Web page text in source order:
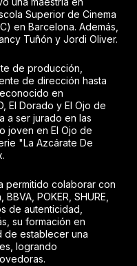
Superior de Cinema
en Barcelona. Además,
Tuñón y Jordi Oliver.
de producción,
de dirección hasta
en
El Dorado y El Ojo de
a ser jurado en las
joven en El Ojo de
"La Azcárate De
permitido colaborar con
POKER, SHURE,
de autenticidad,
su formación en
de establecer una
logrando